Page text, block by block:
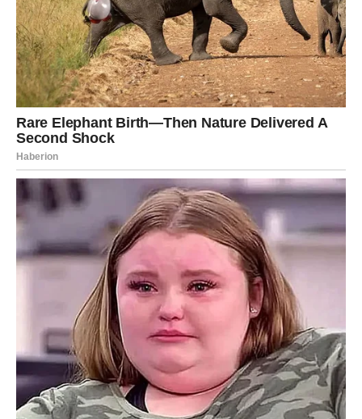
Poruka srca
Ako osjećate da ljubav zaslužuje novu priliku, ne
dozvolite da vas prošli strahovi zaustave.
Neke ljubavne priče ne završavaju onda kada se ljudi
razdvoje. One ostaju da žive kroz uspomene, emocije i
pitanja na koja nikada nije stigao pravi odgovor. Zvijezde
sada pokazuju da određeni znakovi dobijaju priliku da još
jednom pogledaju prema prošlosti i vide da li tamo postoji
budućnost.
Najviše pažnje privlačeRibe, kojima dolazi velika druga
Rakovi, kojima se vraća osoba koju nikada nisu
potpuno preboljeli, te Škorpije , koje očekuje veliko
emotivno iznenađenje.
Zvijezde poručuju da ponekad druga prilika nije znak da
treba živjeti u prošlosti, već prilika da se ispravi ono što
nekada nije imalo šansu da uspije.